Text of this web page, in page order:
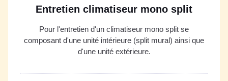
Entretien climatiseur mono split
Pour l'entretien d'un climatiseur mono split se
composant d'une unité intérieure (split mural) ainsi que
d'une unité extérieure.